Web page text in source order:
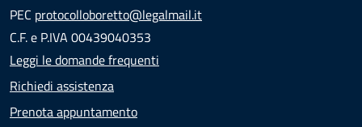
PEC protocolloboretto@legalmail.it
C.F. e P.IVA 00439040353
Leggi le domande frequenti
Richiedi assistenza
Prenota appuntamento